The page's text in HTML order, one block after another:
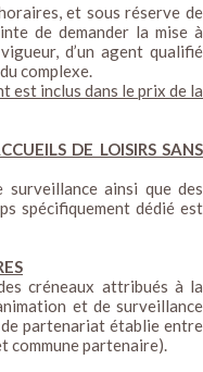
et sous réserve de
de demander la mise à
d’un agent qualifié
complexe.
est inclus dans le prix de la
DE LOISIRS SANS
ainsi que des
spécifiquement dédié est
créneaux attribués à la
et de surveillance
partenariat établie entre
commune partenaire).